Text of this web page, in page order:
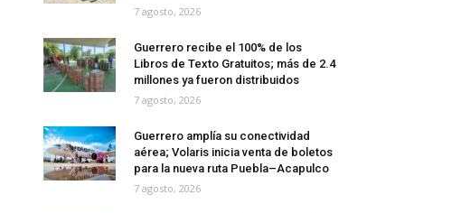
7 agosto, 2026
Guerrero recibe el 100% de los
Libros de Texto Gratuitos; más de 2.4
millones ya fueron distribuidos
7 agosto, 2026
Guerrero amplía su conectividad
aérea; Volaris inicia venta de boletos
para la nueva ruta Puebla–Acapulco
7 agosto, 2026